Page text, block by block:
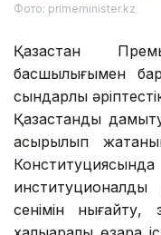
Фото: primeminister.kz
Қазақстан
басшылығымен
сындарлы
Қазақстанды
асырылып
сенімін